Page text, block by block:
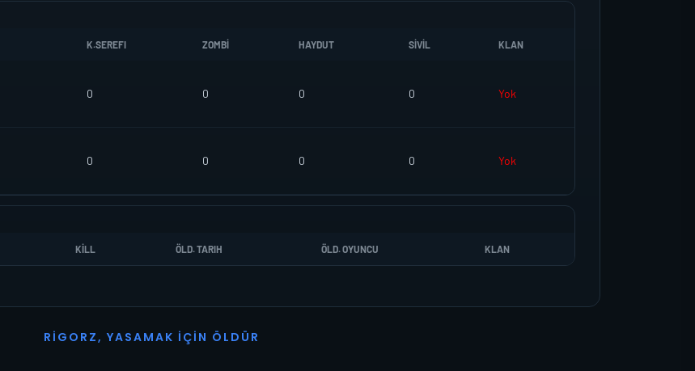
K.SEREFI ZOMBI HAYDUT SIVIL KLAN
0 0 0 0 Yok
0 0 0 0 Yok
KILL ÖLD. TARIH ÖLD. OYUNCU KLAN
R I G O R Z, YASAMAK İ ÇI N Ö L D Ü R